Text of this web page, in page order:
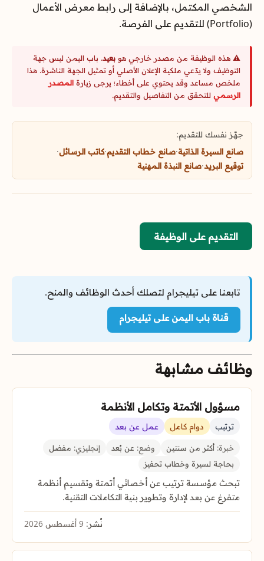
الشخصي المكتمل، بالإضافة إلى رابط معرض الأعمال
(Portfolio) للتقديم على الفرصة.
⚠️ هذه الوظيفة من مصدر خارجي هو بعيد. باب اليمن ليس جهة
التوظيف ولا يدّعي ملكية الإعلان الأصلي أو تمثيل الجهة الناشرة. هذا
ملخص مساعد وقد يحتوي على أخطاء؛ يرجى زيارة المصدر
الرسمي للتحقق من التفاصيل والتقديم.
جهّز نفسك للتقديم:
صانع السيرة الذاتية·صانع خطاب التقديم·كاتب الرسائل·
توقيع البريد·صانع النبذة المهنية
التقديم على الوظيفة
تابعنا على تيليجرام لتصلك أحدث الوظائف والمنح.
قناة باب اليمن على تيليجرام
وظائف مشابهة
مسؤول الأتمتة وتكامل الأنظمة
ترتيب دوام كامل عمل عن بعد
خبرة: أكثر من سنتين وضع: عن بُعد إنجليزي: مفضل
بحاجة لسيرة وخطاب تحفيز
تبحث مؤسسة ترتيب عن أخصائي أتمتة وتقسيم أنظمة
متفرغ عن بعد لإدارة وتطوير بنية التكاملات التقنية.
نُشر: